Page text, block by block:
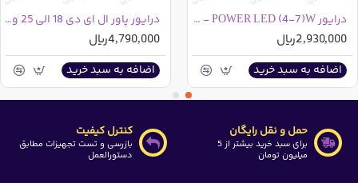
درایور POWER LED (4-7)W - واترپروف
2,930,000ریال
اضافه به سبد خرید
درایور پاور ال ای دی 18 الی 25 وات - واترپروف
4,790,000ریال
اضافه به سبد خرید
حمل و نقل رایگان
برای سبد خرید بیشتر از 5
میلیون تومان
کنترل کیفیت
بازرسی و تست تجهیزات مطابق
دستورالعمل